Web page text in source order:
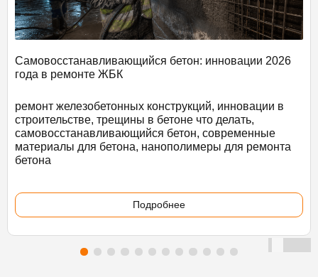
Самовосстанавливающийся бетон: инновации 2026
года в ремонте ЖБК
ремонт железобетонных конструкций, инновации в
строительстве, трещины в бетоне что делать,
самовосстанавливающийся бетон, современные
материалы для бетона, нанополимеры для ремонта
бетона
Подробнее